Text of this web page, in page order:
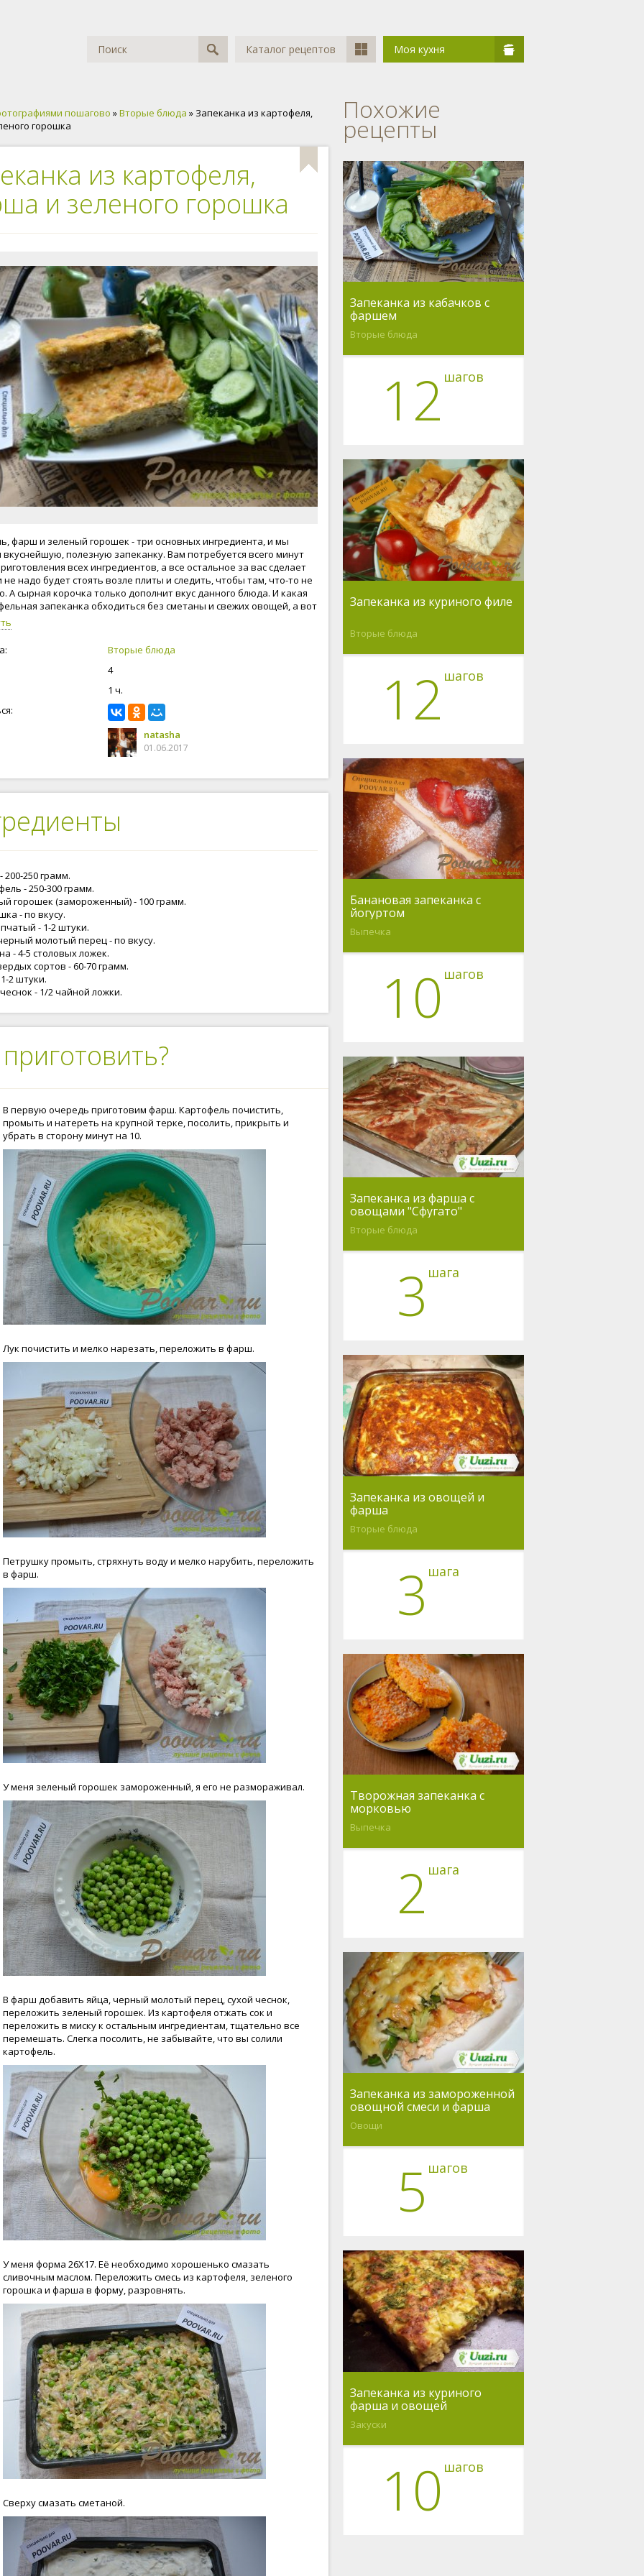
Каталог рецептов Моя кухня
пошагово »Вторые блюда » Запеканка из картофеля,
горошка
из картофеля,
и зеленого горошка
фарш и зеленый горошек - три основных ингредиента, и мы
полезную запеканку. Вам потребуется всего минут
всех ингредиентов, а все остальное за вас сделает
не надо будет стоять возле плиты и следить, чтобы там, что-то не
А сырная корочка только дополнит вкус данного блюда. И какая
запеканка обходиться без сметаны и свежих овощей, а вот
к картофельной запеканке с фаршем и зеленым горошком
любые соленья. Обожаю готовить вот такие простые рецепт,
все предварительно обжаривать, варить, а собрали все
для запеканки в миске, перемешали, переложили в форму и
отправили в духовку. Запеканка получилась нежная, в меру
и полезных запеканок из различных продуктов и на
и кошелек. Готовьте с нами, оставляйте комментарии и
Вторые блюда
4
1 ч.
natasha
01.06.2017
250 грамм.
- 250-300 грамм.
горошек (замороженный) - 100 грамм.
- по вкусу.
- 1-2 штуки.
молотый перец - по вкусу.
- 4-5 столовых ложек.
сортов - 60-70 грамм.
2 штуки.
- 1/2 чайной ложки.
В первую очередь приготовим фарш. Картофель почистить,
промыть и натереть на крупной терке, посолить, прикрыть и
убрать в сторону минут на 10.
Лук почистить и мелко нарезать, переложить в фарш.
Петрушку промыть, стряхнуть воду и мелко нарубить, переложить
в фарш.
У меня зеленый горошек замороженный, я его не размораживал.
В фарш добавить яйца, черный молотый перец, сухой чеснок,
переложить зеленый горошек. Из картофеля отжать сок и
переложить в миску к остальным ингредиентам, тщательно все
перемешать. Слегка посолить, не забывайте, что вы солили
картофель.
У меня форма 26Х17. Её необходимо хорошенько смазать
сливочным маслом. Переложить смесь из картофеля, зеленого
горошка и фарша в форму, разровнять.
Сверху смазать сметаной.
Похожие
рецепты
Запеканка из кабачков с
фаршем
Вторые блюда
12 шагов
Запеканка из куриного филе
Вторые блюда
12 шагов
Банановая запеканка с
йогуртом
Выпечка
10 шагов
Запеканка из фарша с
овощами "Сфугато"
Вторые блюда
3 шага
Запеканка из овощей и
фарша
Вторые блюда
3 шага
Творожная запеканка с
морковью
Выпечка
2 шага
Запеканка из замороженной
овощной смеси и фарша
Овощи
5 шагов
Запеканка из куриного
фарша и овощей
Закуски
10 шагов